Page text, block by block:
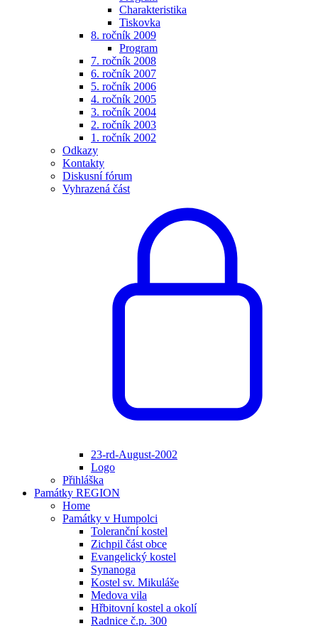
Charakteristika
Tiskovka
8. ročník 2009
Program
7. ročník 2008
6. ročník 2007
5. ročník 2006
4. ročník 2005
3. ročník 2004
2. ročník 2003
1. ročník 2002
Odkazy
Kontakty
Diskusní fórum
Vyhrazená část
23-rd-August-2002
Logo
Přihláška
Památky REGION
Home
Památky v Humpolci
Toleranční kostel
Zichpil část obce
Evangelický kostel
Synanoga
Kostel sv. Mikuláše
Medova vila
Hřbitovní kostel a okolí
Radnice č.p. 300